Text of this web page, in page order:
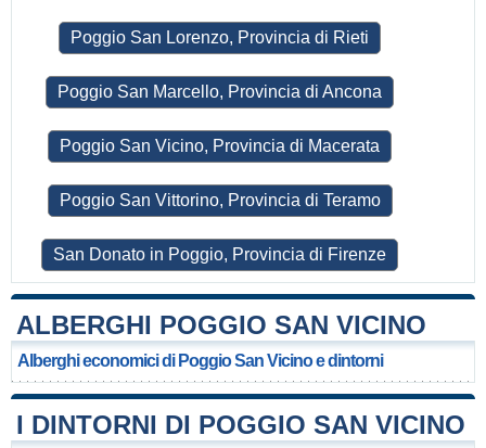
Poggio San Lorenzo, Provincia di Rieti
Poggio San Marcello, Provincia di Ancona
Poggio San Vicino, Provincia di Macerata
Poggio San Vittorino, Provincia di Teramo
San Donato in Poggio, Provincia di Firenze
ALBERGHI POGGIO SAN VICINO
Alberghi economici di Poggio San Vicino e dintorni
I DINTORNI DI POGGIO SAN VICINO